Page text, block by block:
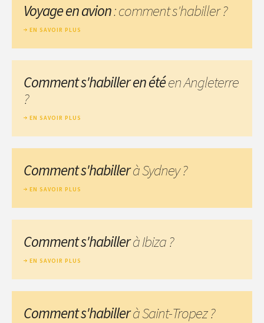
Voyage en avion: comment s'habiller ?
EN SAVOIR PLUS
Comment s'habiller en étéen Angleterre
?
EN SAVOIR PLUS
Comment s'habillerà Sydney ?
EN SAVOIR PLUS
Comment s'habillerà Ibiza ?
EN SAVOIR PLUS
Comment s'habillerà Saint-Tropez ?